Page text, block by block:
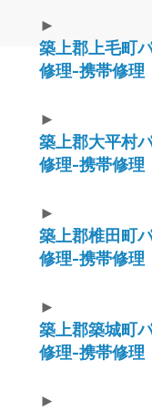
►
築上郡上毛町
修理-携帯修理
►
築上郡大平村
修理-携帯修理
►
築上郡椎田町
修理-携帯修理
►
築上郡築城町
修理-携帯修理
►